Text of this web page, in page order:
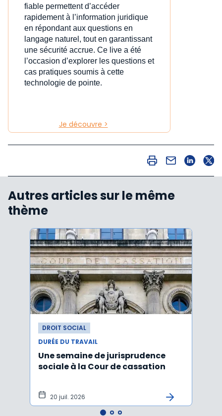
fiable permettent d’accéder
rapidement à l’information juridique
en répondant aux questions en
langage naturel, tout en garantissant
une sécurité accrue. Ce live a été
l’occasion d’explorer les questions et
cas pratiques soumis à cette
technologie de pointe.
Je découvre >
Autres articles sur le même
thème
DROIT SOCIAL
DURÉE DU TRAVAIL
Une semaine de jurisprudence
sociale à la Cour de cassation
20 juil. 2026